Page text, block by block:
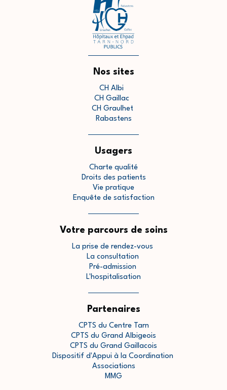
Nos sites
CH Albi
CH Gaillac
CH Graulhet
Rabastens
Usagers
Charte qualité
Droits des patients
Vie pratique
Enquête de satisfaction
Votre parcours de soins
La prise de rendez-vous
La consultation
Pré-admission
L'hospitalisation
Partenaires
CPTS du Centre Tarn
CPTS du Grand Albigeois
CPTS du Grand Gaillacois
Dispositif d'Appui à la Coordination
Associations
MMG